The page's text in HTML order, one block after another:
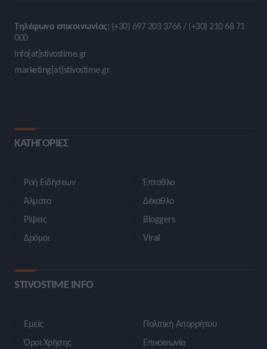
Τηλέφωνο επικοινωνίας: (+30) 697 203 3766 / (+30) 210 68 71
000
info[at]stivostime.gr
marketing[at]stivostime.gr
ΚΑΤΗΓΟΡΙΕΣ
Ροή Ειδήσεων
Άλματα
Ρίψεις
Δρόμοι
Έπταθλο
Δέκαθλο
Bloggers
Viral
STIVOSTIME INFO
Εμείς
Όροι Χρήσης
Πολιτική Απορρήτου
Επικοινωνία